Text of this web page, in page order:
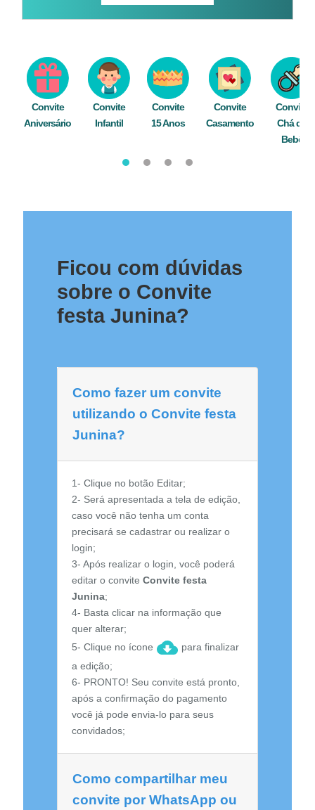
Convite
Aniversário
Convite
Infantil
Convite
15 Anos
Convite
Casamento
Convite
Chá de
Bebê
Ficou com dúvidas
sobre o Convite
festa Junina?
Como fazer um convite
utilizando o Convite festa
Junina?
1- Clique no botão Editar;
2- Será apresentada a tela de edição,
caso você não tenha um conta
precisará se cadastrar ou realizar o
login;
3- Após realizar o login, você poderá
editar o convite Convite festa
Junina;
4- Basta clicar na informação que
quer alterar;
5- Clique no ícone
para finalizar
a edição;
6- PRONTO! Seu convite está pronto,
após a confirmação do pagamento
você já pode envia-lo para seus
convidados;
Como compartilhar meu
convite por WhatsApp ou